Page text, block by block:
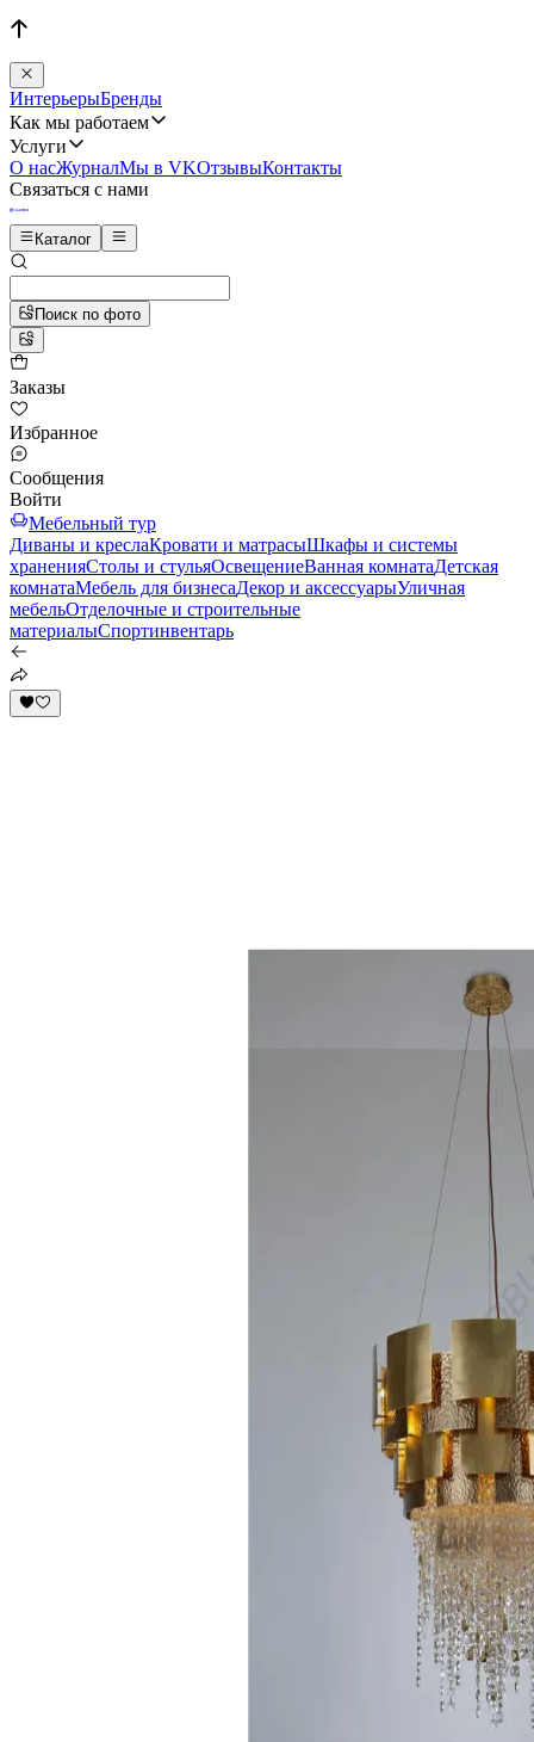
ИнтерьерыБренды
Как мы работаем
Услуги
О насЖурналМы в VKОтзывыКонтакты
Связаться с нами
Каталог
Поиск по фото
Заказы
Избранное
Сообщения
Войти
Мебельный тур
Диваны и креслаКровати и матрасыШкафы и системы
храненияСтолы и стульяОсвещениеВанная комнатаДетская
комнатаМебель для бизнесаДекор и аксессуарыУличная
мебельОтделочные и строительные
материалыСпортинвентарь